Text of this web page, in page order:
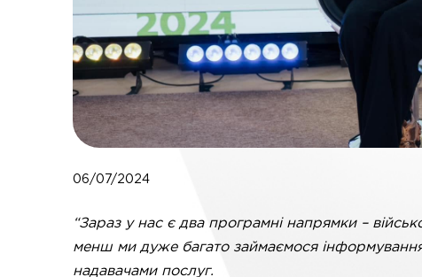
06/07/2024
“Зараз у нас є два програмні напрямки –
менш ми дуже багато займаємося
надавачами послуг.